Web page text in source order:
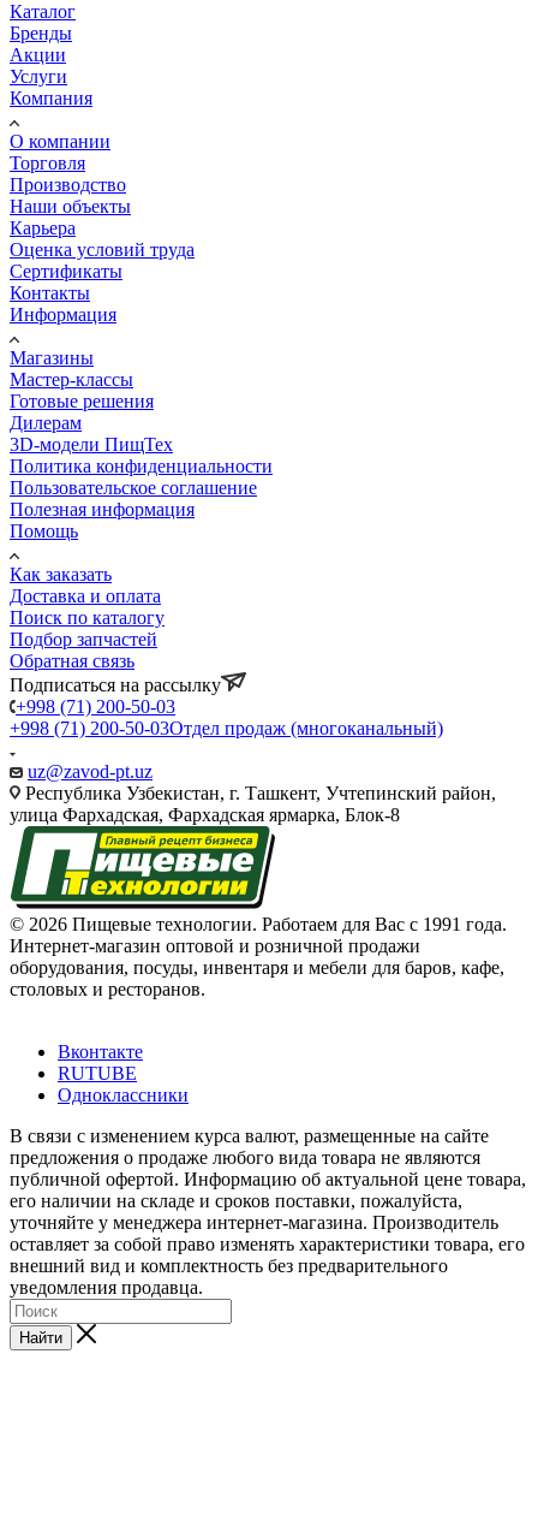
Каталог
Бренды
Акции
Услуги
Компания
О компании
Торговля
Производство
Наши объекты
Карьера
Оценка условий труда
Сертификаты
Контакты
Информация
Магазины
Мастер-классы
Готовые решения
Дилерам
3D-модели ПищТех
Политика конфиденциальности
Пользовательское соглашение
Полезная информация
Помощь
Как заказать
Доставка и оплата
Поиск по каталогу
Подбор запчастей
Обратная связь
Подписаться на рассылку
+998 (71) 200-50-03
+998 (71) 200-50-03Отдел продаж (многоканальный)
uz@zavod-pt.uz
Республика Узбекистан, г. Ташкент, Учтепинский район,
улица Фархадская, Фархадская ярмарка, Блок-8
© 2026 Пищевые технологии. Работаем для Вас с 1991 года.
Интернет-магазин оптовой и розничной продажи
оборудования, посуды, инвентаря и мебели для баров, кафе,
столовых и ресторанов.
Вконтакте
RUTUBE
Одноклассники
В связи с изменением курса валют, размещенные на сайте
предложения о продаже любого вида товара не являются
публичной офертой. Информацию об актуальной цене товара,
его наличии на складе и сроков поставки, пожалуйста,
уточняйте у менеджера интернет-магазина. Производитель
оставляет за собой право изменять характеристики товара, его
внешний вид и комплектность без предварительного
уведомления продавца.
Найти